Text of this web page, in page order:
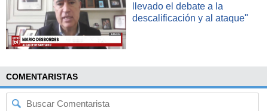
llevado el debate a la
descalificación y al ataque"
COMENTARISTAS